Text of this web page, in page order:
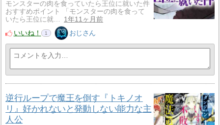
モンスターの肉を食っていたら王位に就いた件
おすすめポイント 「モンスターの肉を食って
いたら王位に就…
1年11ヶ月前
いいね！
1 おじさん
逆行ループで魔王を倒す『トキノオ
リ』好かれないと発動しない能力な主
人公